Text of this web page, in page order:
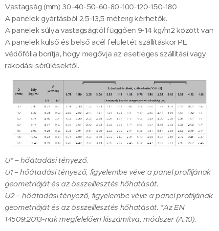
Vastagság (mm) 30-40-50-60-80-100-120-150-180
A panelek gyártásból 2,5-13,5 méterig kérhetők.
A panelek súlya vastagságtól függően 9-14 kg/m2 között van
A panelek külső és belső acél felületét szállításkor PE
védőfólia borítja, hogy megővja az esetleges szállítási vagy
rakodási sérülésektől.
U* – hőátadási tényező.
U1 – hőátadási tényező, figyelembe véve a panel profiljának
geometriáját és az összeillesztés hőhatását.
U2 – hőátadási tényező, figyelembe véve a panel profiljának
geometriáját és az összeillesztés hőhatását. *Az EN
14509:2013-nak megfelelően kiszámítva, módszer (A.10).